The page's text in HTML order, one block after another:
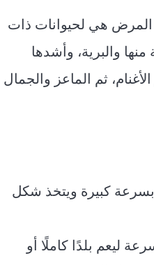
المرض هي لحيوانات ذات
والبرية، وأشدها
ثم الماعز والجمال
كبيرة ويتخذ شكل
ليعم بلدًا كاملًا أو